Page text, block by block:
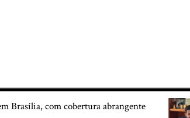
Brasília, com cobertura abrangente